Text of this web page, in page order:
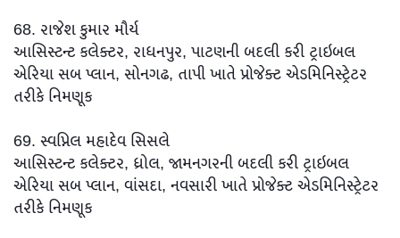
68. રાજેશ કુમાર મૌર્ય
આસિસ્ટન્ટ કલેક્ટર, રાધનપુર, પાટણની બદલી કરી ટ્રાઇબલ
એરિયા સબ પ્લાન, સોનગઢ, તાપી ખાતે પ્રોજેક્ટ એડમિનિસ્ટ્રેટર
તરીકે નિમણૂક
69. સ્વપ્નિલ મહાદેવ સિસલે
આસિસ્ટન્ટ કલેક્ટર, ધ્રોલ, જામનગરની બદલી કરી ટ્રાઇબલ
એરિયા સબ પ્લાન, વાંસદા, નવસારી ખાતે પ્રોજેક્ટ એડમિનિસ્ટ્રેટર
તરીકે નિમણૂક